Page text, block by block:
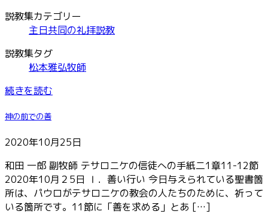
説教集カテゴリー
主日共同の礼拝説教
説教集タグ
松本雅弘牧師
続きを読む
神の前での善
2020年10月25日
和田 一郎 副牧師 テサロニケの信徒への手紙二1章11-12節
2020年10月２5日 Ⅰ．善い行い 今日与えられている聖書箇
所は、パウロがテサロニケの教会の人たちのために、祈って
いる箇所です。11節に「善を求める」とあ […]